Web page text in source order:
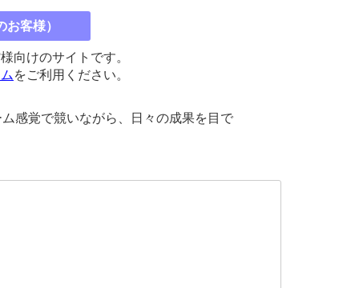
客様）
向けのサイトです。
をご利用ください。
感覚で競いながら、日々の成果を目で